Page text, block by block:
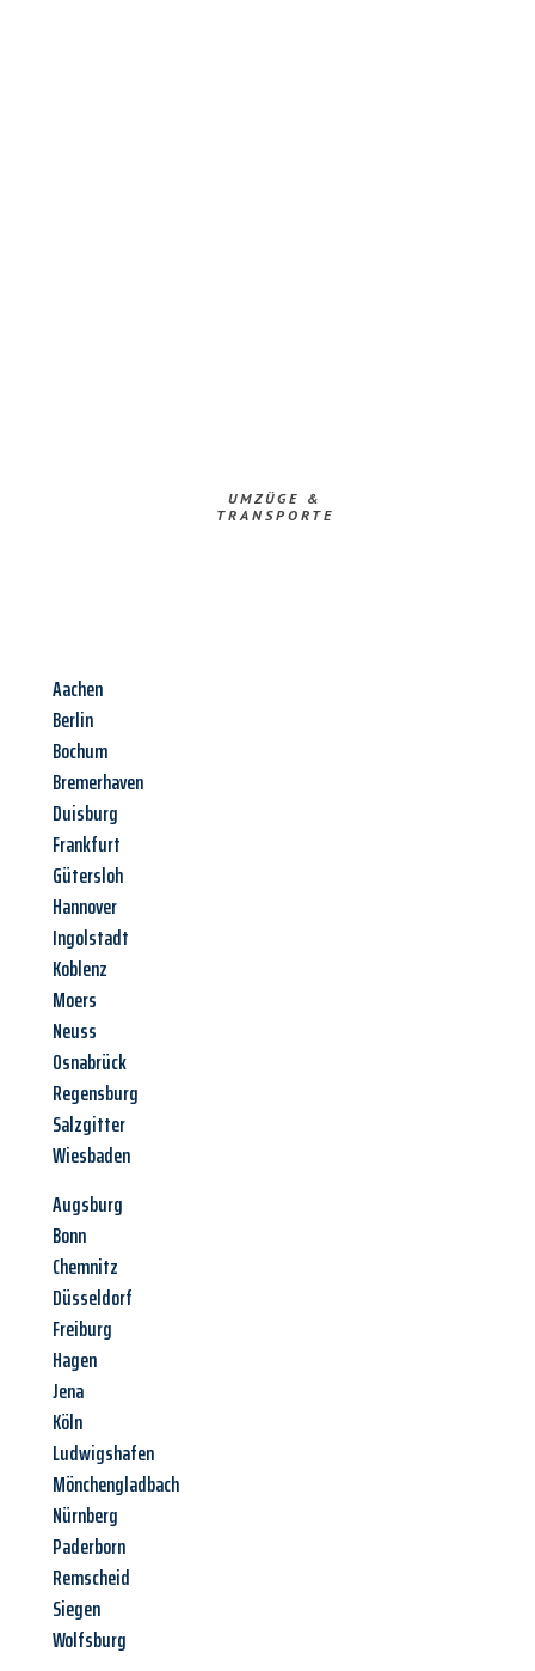
UMZÜGE &
TRANSPORTE
Aachen
Berlin
Bochum
Bremerhaven
Duisburg
Frankfurt
Gütersloh
Hannover
Ingolstadt
Koblenz
Moers
Neuss
Osnabrück
Regensburg
Salzgitter
Wiesbaden
Augsburg
Bonn
Chemnitz
Düsseldorf
Freiburg
Hagen
Jena
Köln
Ludwigshafen
Mönchengladbach
Nürnberg
Paderborn
Remscheid
Siegen
Wolfsburg